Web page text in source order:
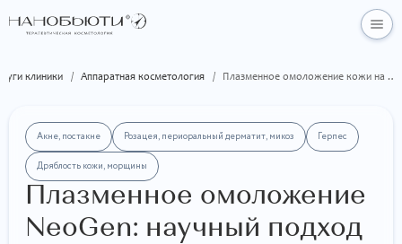
клиники / Аппаратная косметология / Плазменное омоложение кожи на аппарате «NeoGen»
Акне, постакне Розацея, периоральный дерматит, микоз Герпес
Дряблость кожи, морщины
Плазменное омоложение
NeoGen: научный подход